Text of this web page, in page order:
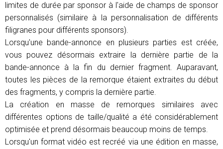
limites de durée par sponsor à l'aide de champs de sponsor
personnalisés (similaire à la personnalisation de différents
filigranes pour différents sponsors).
Lorsqu'une bande-annonce en plusieurs parties est créée,
vous pouvez désormais extraire la dernière partie de la
bande-annonce à la fin du dernier fragment. Auparavant,
toutes les pièces de la remorque étaient extraites du début
des fragments, y compris la dernière partie.
La création en masse de remorques similaires avec
différentes options de taille/qualité a été considérablement
optimisée et prend désormais beaucoup moins de temps.
Lorsqu'un format vidéo est recréé via une édition en masse,